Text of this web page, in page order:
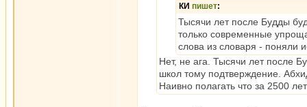
КИ пишет:
Тысячи лет после Будды
только современные
слова из словаря - поняли
Нет, не ага. Тысячи лет после
школ тому подтверждение.
Наивно полагать что за 2500